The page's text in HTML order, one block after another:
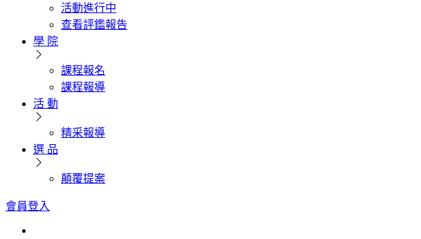
活動進行中
查看評鑑報告
學 院
課程報名
課程報導
活 動
精采報導
選 品
顛覆提案
會員登入